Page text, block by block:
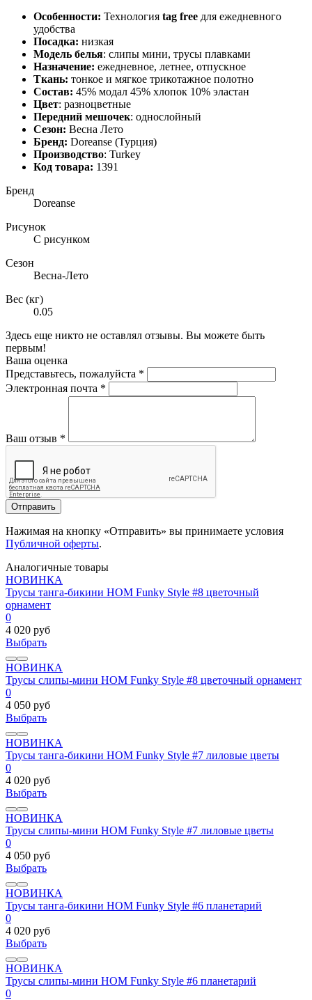
Особенности: Технология tag free для ежедневного
удобства
Посадка: низкая
Модель белья: слипы мини, трусы плавками
Назначение: ежедневное, летнее, отпускное
Ткань: тонкое и мягкое трикотажное полотно
Состав: 45% модал 45% хлопок 10% эластан
Цвет: разноцветные
Передний мешочек: однослойный
Сезон: Весна Лето
Бренд: Doreanse (Турция)
Производство: Turkey
Код товара: 1391
Бренд
Doreanse
Рисунок
С рисунком
Сезон
Весна-Лето
Вес (кг)
0.05
Здесь еще никто не оставлял отзывы. Вы можете быть
первым!
Ваша оценка
Представьтесь, пожалуйста *
Электронная почта *
Ваш отзыв *
Отправить
Нажимая на кнопку «Отправить» вы принимаете условия
Публичной оферты.
Аналогичные товары
НОВИНКА
Трусы танга-бикини HOM Funky Style #8 цветочный
орнамент
0
4 020 руб
Выбрать
НОВИНКА
Трусы слипы-мини HOM Funky Style #8 цветочный орнамент
0
4 050 руб
Выбрать
НОВИНКА
Трусы танга-бикини HOM Funky Style #7 лиловые цветы
0
4 020 руб
Выбрать
НОВИНКА
Трусы слипы-мини HOM Funky Style #7 лиловые цветы
0
4 050 руб
Выбрать
НОВИНКА
Трусы танга-бикини HOM Funky Style #6 планетарий
0
4 020 руб
Выбрать
НОВИНКА
Трусы слипы-мини HOM Funky Style #6 планетарий
0